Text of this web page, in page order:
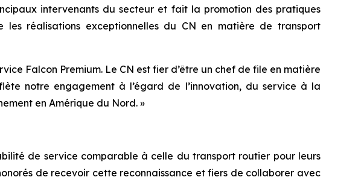
intervenants du secteur et fait la promotion des pratiques
réalisations exceptionnelles du CN en matière de transport
Falcon Premium. Le CN est fier d’être un chef de file en matière
notre engagement à l’égard de l’innovation, du service à la
en Amérique du Nord. »
de service comparable à celle du transport routier pour leurs
de recevoir cette reconnaissance et fiers de collaborer avec